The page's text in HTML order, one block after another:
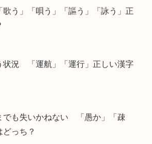
う」「唄う」「謳う」「詠う」正
状況 「運航」「運行」正しい漢字
でも失いかねない 「愚か」「疎
っち？